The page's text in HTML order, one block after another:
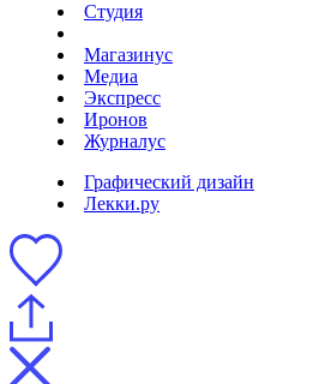
Студия
Магазинус
Медиа
Экспресс
Иронов
Журналус
Графический дизайн
Лекки.ру